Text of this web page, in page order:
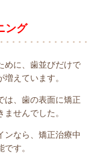
ング
めに、歯並びだけで
増えています。
は、歯の表面に矯正
せんでした。
ンなら、矯正治療中
す。